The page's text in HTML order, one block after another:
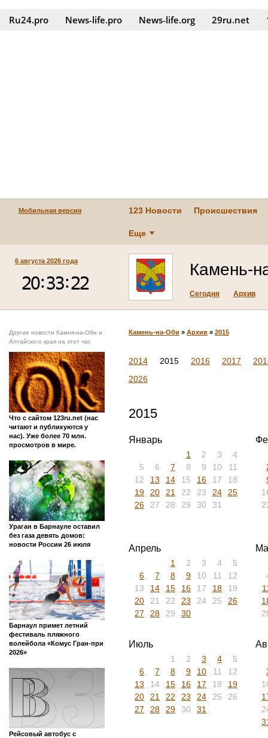
Ru24.pro News‑life.pro News‑life.org 29ru.net
Мобильная версия 123 Новости Происшествия
Еще
6 августа 2026 года Камень-
Сегодня Архив
Другие новости Камня-на-Оби и
Алтайского края на этот час
Что с сайтом 123ru.net (нас
читают и публикуются у
нас). Уже более 70 млн.
просмотров в мире.
Ураган в Барнауле оставил
без газа девять домов:
новости России 26 июля
Барнаул примет летний
фестиваль пляжного
волейбола «Комус Гран-при
2026»
Рейсовый автобус с
Камень-на-Оби » Архив » 2015
2014 2015 2016 2017
2026
2015
Январь
1 2 3
4
5
6 7 8 9 10
11
12
13 14 15 16 17
18
19
20 21 22 23 24
25
26
27 28 29 30 31
Апрель
1 2 3 4
5
6
7 8 9 10 11
12
13
14 15 16 17 18
19
20
21 22 23 24 25
26
27
28 29 30
Июль
1 2 3 4
5
6
7 8 9 10 11
12
13
14 15 16 17 18
19
20
21 22 23 24 25
26
27
28 29 30 31